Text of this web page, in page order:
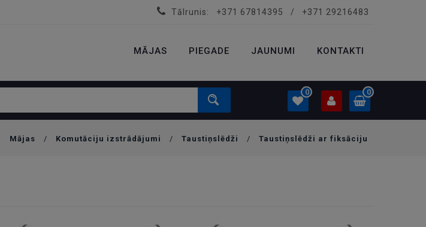
Tālrunis: +371 67814395 / +371 29216483
MĀJAS PIEGADE JAUNUMI KONTAKTI
0 0
Ielogoties
Mājas / Komutāciju izstrādājumi / Taustiņslēdži / Taustiņslēdži ar fiksāciju